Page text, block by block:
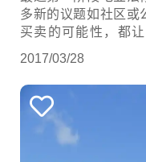
多新的议题如社区或
买卖的可能性，都
卖钱吗？」
2017/03/28